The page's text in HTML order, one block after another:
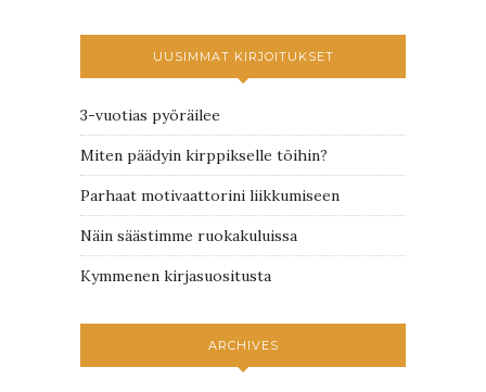
UUSIMMAT KIRJOITUKSET
3-vuotias pyöräilee
Miten päädyin kirppikselle töihin?
Parhaat motivaattorini liikkumiseen
Näin säästimme ruokakuluissa
Kymmenen kirjasuositusta
ARCHIVES